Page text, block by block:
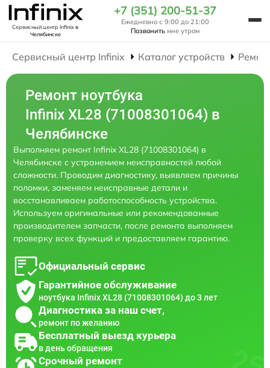
Сервисный центр Infinixв
Челябинске
+7 (351) 200-51-37
Ежедневно с 9:00 до 21:00
Позвонить мне утром
Сервисный центр Infinix Каталог устройств
Ремонт ноутбука
Infinix XL28 (71008301064) в
Челябинске
Выполняем ремонт Infinix XL28 (71008301064) в
Челябинске с устранением неисправностей любой
сложности. Проводим диагностику, выявляем причины
поломки, заменяем неисправные детали и
восстанавливаем работоспособность устройства.
Используем оригинальные или рекомендованные
производителем запчасти, после ремонта выполняем
проверку всех функций и предоставляем гарантию.
Официальный сервис
Гарантийное обслуживание
ноутбука Infinix XL28 (71008301064) до 3 лет
Диагностика за наш счет,
ремонт по желанию
Бесплатный выезд курьера
в день обращения
Срочный ремонт